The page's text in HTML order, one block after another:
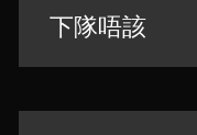
下隊唔該